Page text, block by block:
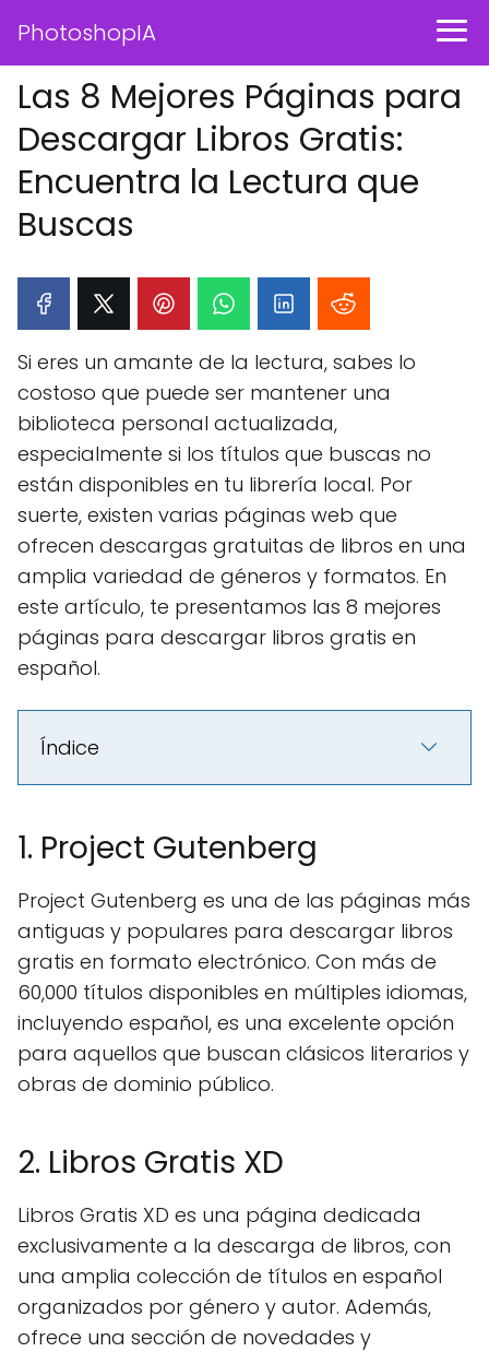
PhotoshopIA
Las 8 Mejores Páginas para
Descargar Libros Gratis:
Encuentra la Lectura que
Buscas
Si eres un amante de la lectura, sabes lo
costoso que puede ser mantener una
biblioteca personal actualizada,
especialmente si los títulos que buscas no
están disponibles en tu librería local. Por
suerte, existen varias páginas web que
ofrecen descargas gratuitas de libros en una
amplia variedad de géneros y formatos. En
este artículo, te presentamos las 8 mejores
páginas para descargar libros gratis en
español.
Índice
1. Project Gutenberg
Project Gutenberg es una de las páginas más
antiguas y populares para descargar libros
gratis en formato electrónico. Con más de
60,000 títulos disponibles en múltiples idiomas,
incluyendo español, es una excelente opción
para aquellos que buscan clásicos literarios y
obras de dominio público.
2. Libros Gratis XD
Libros Gratis XD es una página dedicada
exclusivamente a la descarga de libros, con
una amplia colección de títulos en español
organizados por género y autor. Además,
ofrece una sección de novedades y